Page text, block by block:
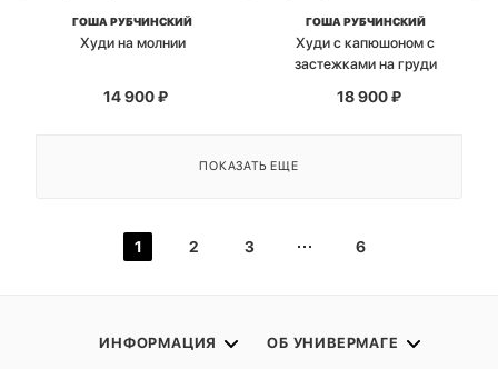
ГОША РУБЧИНСКИЙ
Худи на молнии
14 900₽
ГОША РУБЧИНСКИЙ
Худи с капюшоном с
застежками на груди
18 900₽
ПОКАЗАТЬ ЕЩЕ
1 2 3 6
ИНФОРМАЦИЯ ОБ УНИВЕРМАГЕ